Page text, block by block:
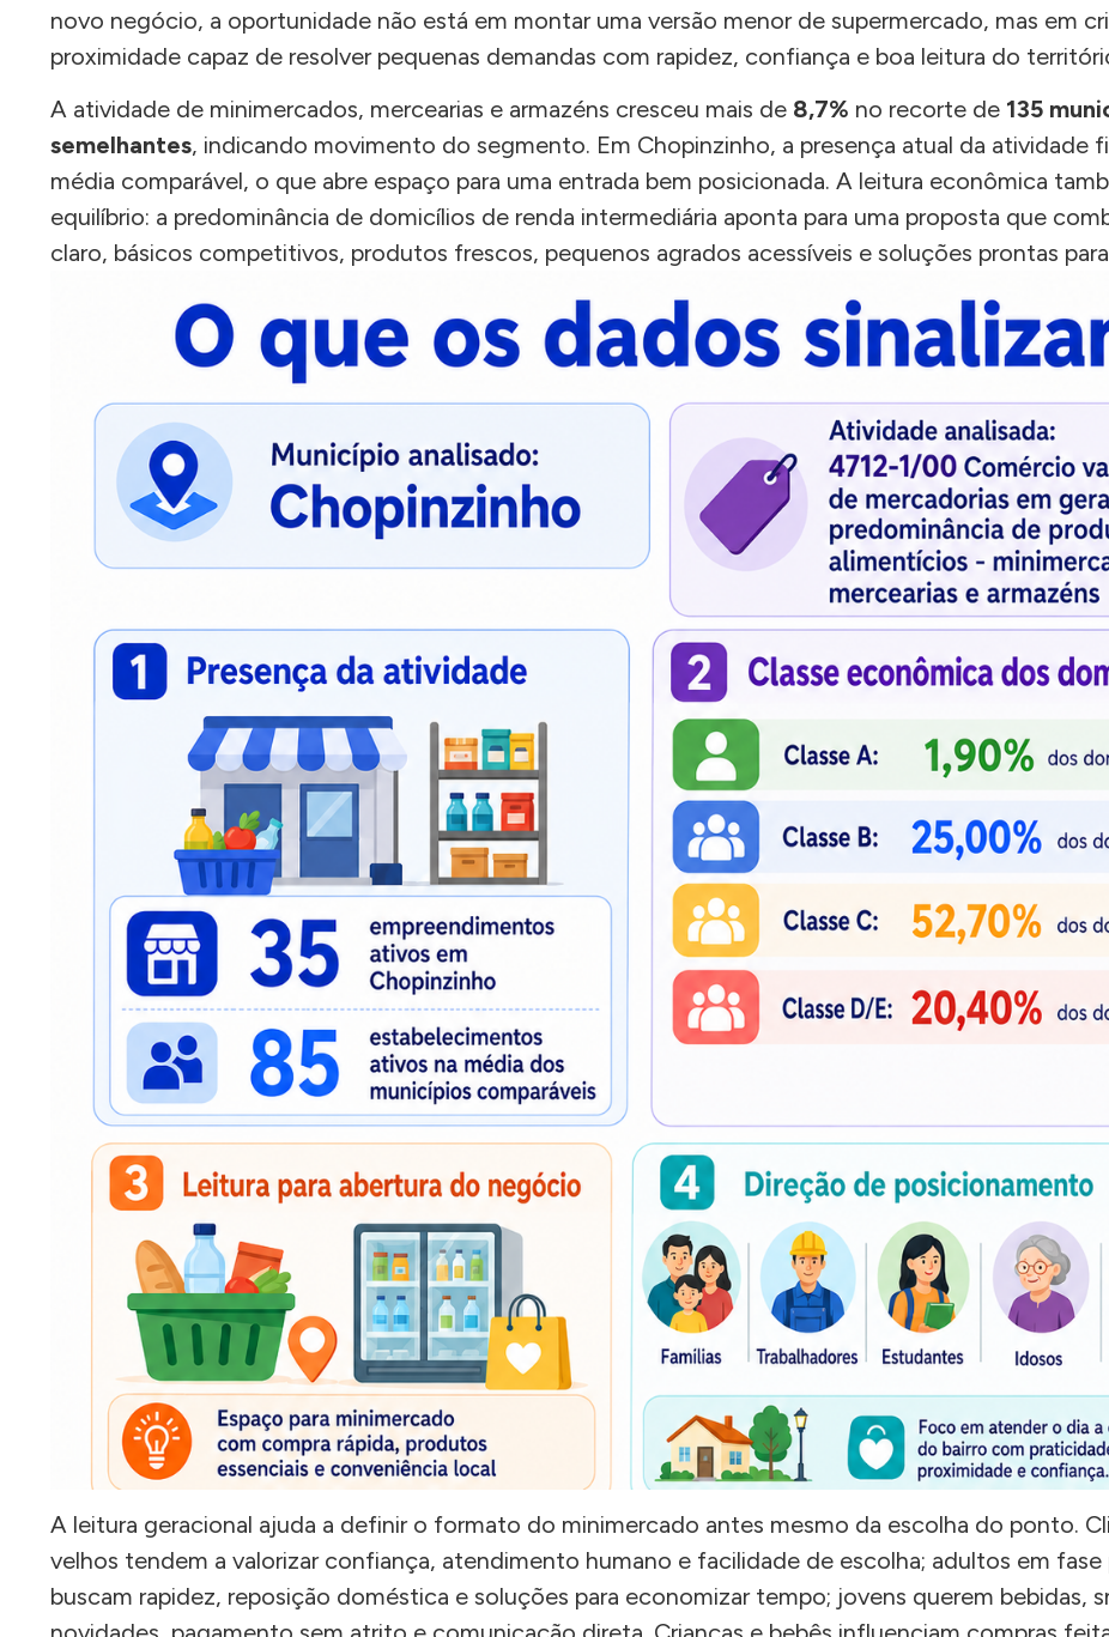
novo negócio, a oportunidade não está em montar uma versão menor de supermercado, mas em
proximidade capaz de resolver pequenas demandas com rapidez, confiança e boa leitura do
A atividade de minimercados, mercearias e armazéns cresceu mais de 8,7% no recorte de 135
semelhantes, indicando movimento do segmento. Em Chopinzinho, a presença atual da atividade
média comparável, o que abre espaço para uma entrada bem posicionada. A leitura econômica
equilíbrio: a predominância de domicílios de renda intermediária aponta para uma proposta que
claro, básicos competitivos, produtos frescos, pequenos agrados acessíveis e soluções prontas
A leitura geracional ajuda a definir o formato do minimercado antes mesmo da escolha do ponto.
velhos tendem a valorizar confiança, atendimento humano e facilidade de escolha; adultos em
buscam rapidez, reposição doméstica e soluções para economizar tempo; jovens querem bebidas,